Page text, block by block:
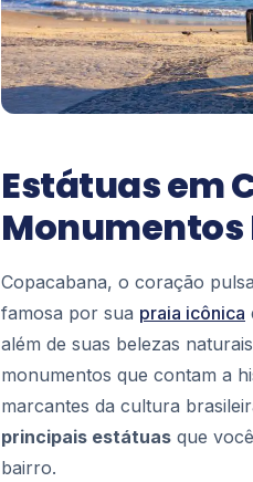
Estátuas em
Monumentos
Copacabana, o coração
famosa por sua praia icônica
além de suas belezas
monumentos que contam a
marcantes da cultura
principais estátuas que
bairro.